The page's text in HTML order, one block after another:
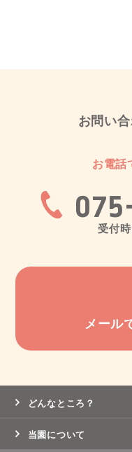
お問い
お電話
受付
メール
どんなところ？
当園について